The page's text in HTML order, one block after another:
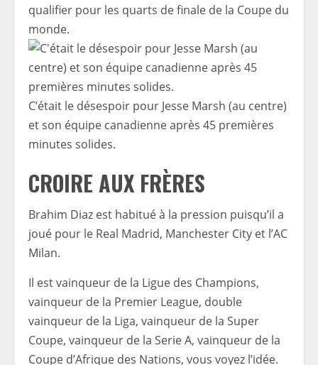
qualifier pour les quarts de finale de la Coupe du
monde.
C’était le désespoir pour Jesse Marsh (au centre)
et son équipe canadienne après 45 premières
minutes solides.
CROIRE AUX FRÈRES
Brahim Diaz est habitué à la pression puisqu’il a
joué pour le Real Madrid, Manchester City et l’AC
Milan.
Il est vainqueur de la Ligue des Champions,
vainqueur de la Premier League, double
vainqueur de la Liga, vainqueur de la Super
Coupe, vainqueur de la Serie A, vainqueur de la
Coupe d’Afrique des Nations, vous voyez l’idée.